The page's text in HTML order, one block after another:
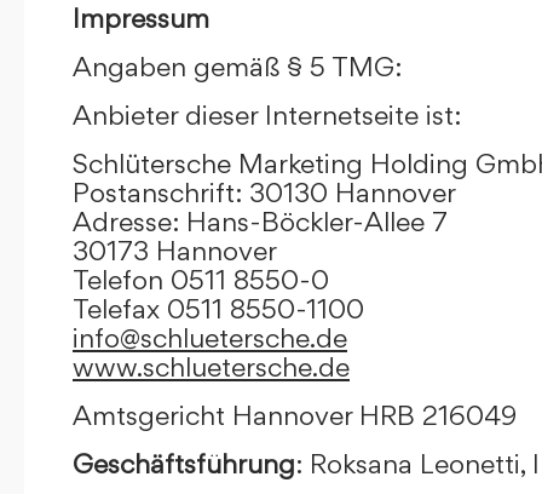
Impressum
Angaben gemäß § 5 TMG:
Anbieter dieser Internetseite ist:
Schlütersche Marketing Holding
Postanschrift: 30130 Hannover
Adresse: Hans-Böckler-Allee 7
30173 Hannover
Telefon 0511 8550-0
Telefax 0511 8550-1100
info@schluetersche.de
www.schluetersche.de
Amtsgericht Hannover HRB 216049
Geschäftsführung: Roksana Leonetti,